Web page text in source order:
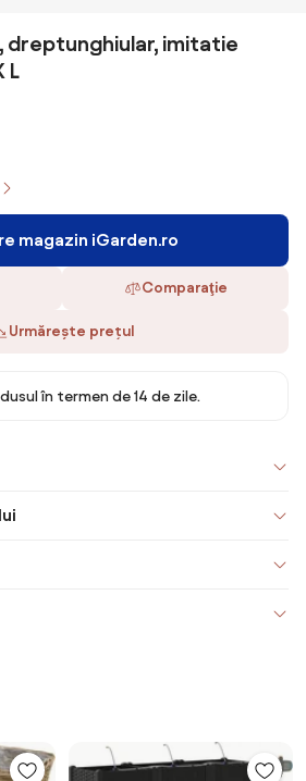
dreptunghiular, imitatie
L
magazin iGarden.ro
Comparaţie
Urmărește prețul
în termen de 14 de zile.